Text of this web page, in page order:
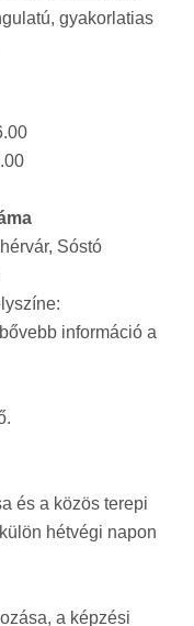
gyakorlatias
Sóstó
információ a
és a közös terepi
hétvégi napon
a képzési